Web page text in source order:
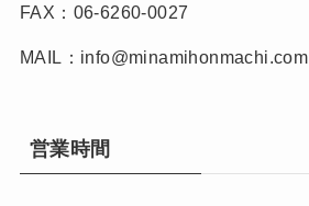
FAX：06-6260-0027
MAIL：info@minamihonmachi.com
営業時間